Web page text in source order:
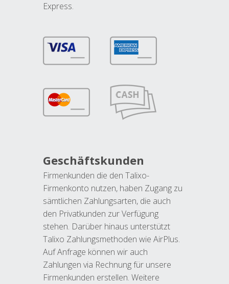
Express.
Geschäftskunden
Firmenkunden die den Talixo-
Firmenkonto nutzen, haben Zugang zu
sämtlichen Zahlungsarten, die auch
den Privatkunden zur Verfügung
stehen. Darüber hinaus unterstützt
Talixo Zahlungsmethoden wie AirPlus.
Auf Anfrage können wir auch
Zahlungen via Rechnung für unsere
Firmenkunden erstellen. Weitere